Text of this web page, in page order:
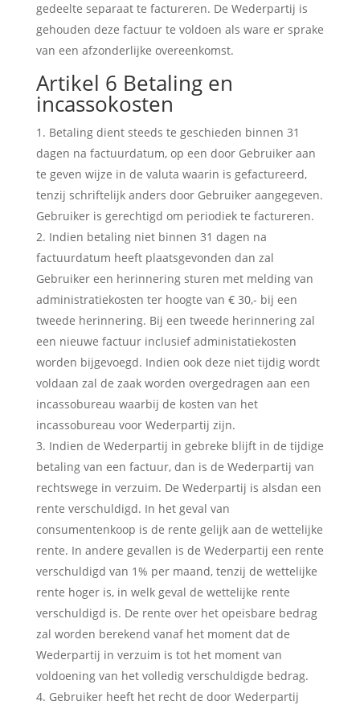
gedeelte separaat te factureren. De Wederpartij is
gehouden deze factuur te voldoen als ware er sprake
van een afzonderlijke overeenkomst.
Artikel 6 Betaling en
incassokosten
Betaling dient steeds te geschieden binnen 31
dagen na factuurdatum, op een door Gebruiker aan
te geven wijze in de valuta waarin is gefactureerd,
tenzij schriftelijk anders door Gebruiker aangegeven.
Gebruiker is gerechtigd om periodiek te factureren.
Indien betaling niet binnen 31 dagen na
factuurdatum heeft plaatsgevonden dan zal
Gebruiker een herinnering sturen met melding van
administratiekosten ter hoogte van € 30,- bij een
tweede herinnering. Bij een tweede herinnering zal
een nieuwe factuur inclusief administatiekosten
worden bijgevoegd. Indien ook deze niet tijdig wordt
voldaan zal de zaak worden overgedragen aan een
incassobureau waarbij de kosten van het
incassobureau voor Wederpartij zijn.
Indien de Wederpartij in gebreke blijft in de tijdige
betaling van een factuur, dan is de Wederpartij van
rechtswege in verzuim. De Wederpartij is alsdan een
rente verschuldigd. In het geval van
consumentenkoop is de rente gelijk aan de wettelijke
rente. In andere gevallen is de Wederpartij een rente
verschuldigd van 1% per maand, tenzij de wettelijke
rente hoger is, in welk geval de wettelijke rente
verschuldigd is. De rente over het opeisbare bedrag
zal worden berekend vanaf het moment dat de
Wederpartij in verzuim is tot het moment van
voldoening van het volledig verschuldigde bedrag.
Gebruiker heeft het recht de door Wederpartij